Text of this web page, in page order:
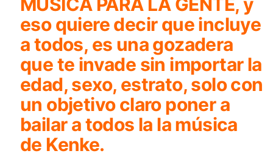
MÚSICA PARA LA GENTE, y
eso quiere decir que incluye
a todos, es una gozadera
que te invade sin importar la
edad, sexo, estrato, solo con
un objetivo claro poner a
bailar a todos la la música
de Kenke.